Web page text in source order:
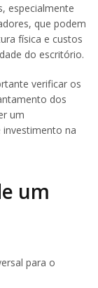
especialmente
que podem
física e custos
do escritório.
verificar os
dos
um
na
um
para o